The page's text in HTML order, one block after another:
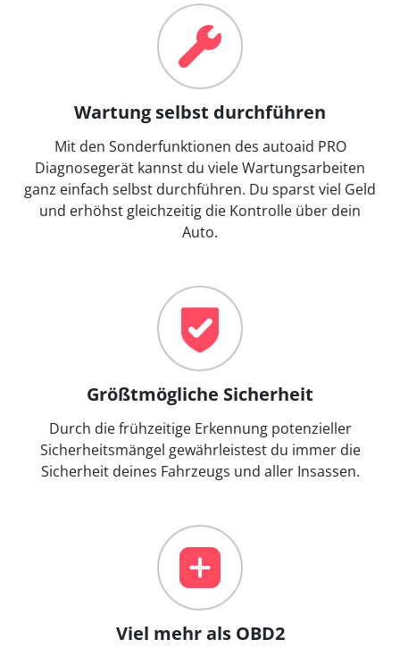
Wartung selbst durchführen
Mit den Sonderfunktionen des autoaid PRO
Diagnosegerät kannst du viele Wartungsarbeiten
ganz einfach selbst durchführen. Du sparst viel Geld
und erhöhst gleichzeitig die Kontrolle über dein
Auto.
Größtmögliche Sicherheit
Durch die frühzeitige Erkennung potenzieller
Sicherheitsmängel gewährleistest du immer die
Sicherheit deines Fahrzeugs und aller Insassen.
Viel mehr als OBD2